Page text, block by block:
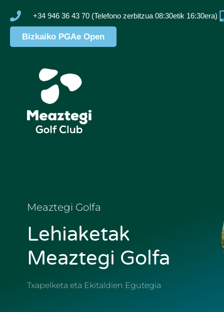
Bizkaiko PGAe Open
+34 946 36 43 70 (Telefono zerbitzua 08:30etik 16:30era)
Meaztegi Golfa
Lehiaketak
Meaztegi Golfa
Txapelketa eta Ekitaldien Egutegia